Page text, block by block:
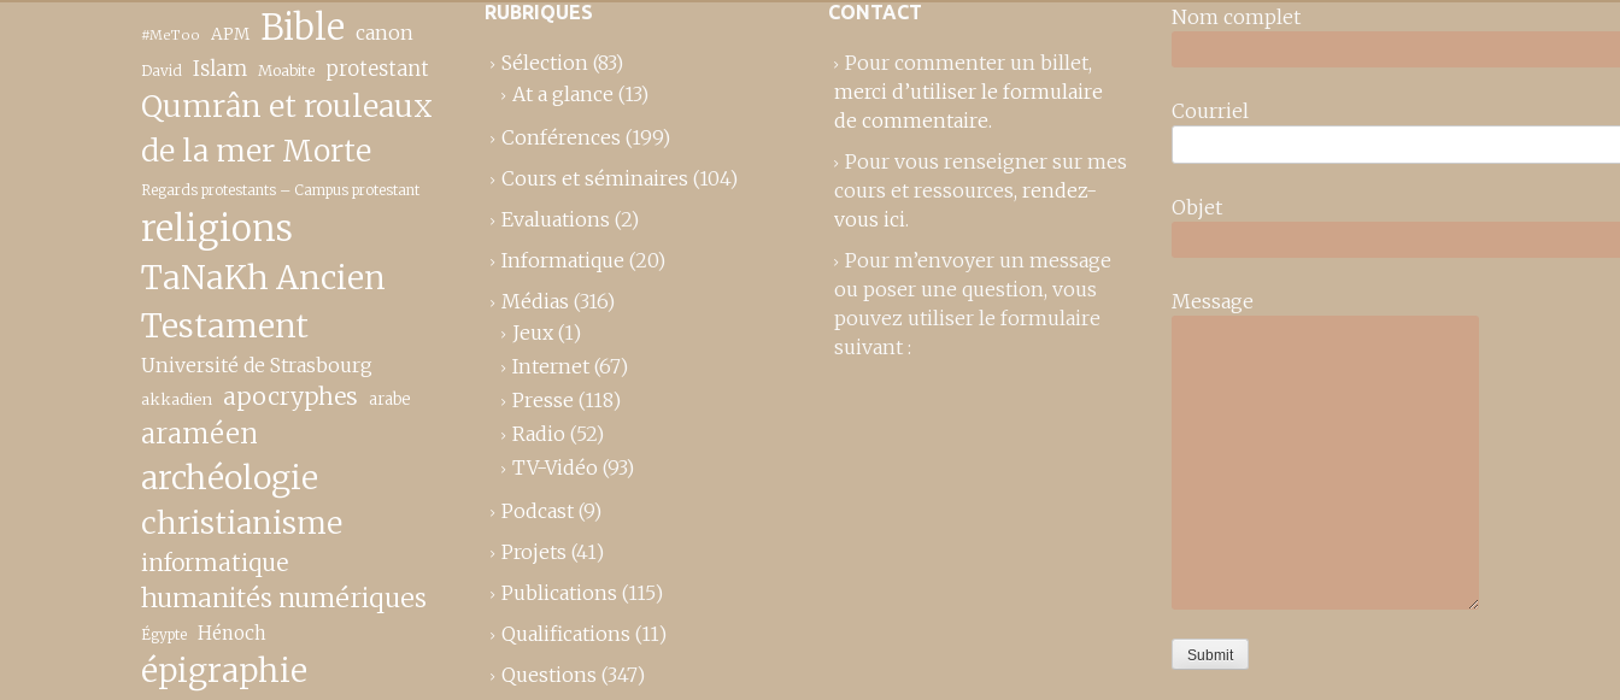
#MeToo APM Bible canon
David Islam Moabite protestant
Qumrân et rouleaux
de la mer Morte
Regards protestants – Campus protestant
religions
TaNaKh Ancien
Testament
Université de Strasbourg
akkadien apocryphes arabe
araméen
archéologie
christianisme
informatique
humanités numériques
Égypte Hénoch
épigraphie
RUBRIQUES
Sélection (83)
At a glance (13)
Conférences (199)
Cours et séminaires (104)
Evaluations (2)
Informatique (20)
Médias (316)
Jeux (1)
Internet (67)
Presse (118)
Radio (52)
TV-Vidéo (93)
Podcast (9)
Projets (41)
Publications (115)
Qualifications (11)
Questions (347)
CONTACT
Pour commenter un billet,
merci d’utiliser le formulaire
de commentaire.
Pour vous renseigner sur mes
cours et ressources, rendez-
vous ici.
Pour m’envoyer un message
ou poser une question, vous
pouvez utiliser le formulaire
suivant :
Nom complet
Courriel
Objet
Message